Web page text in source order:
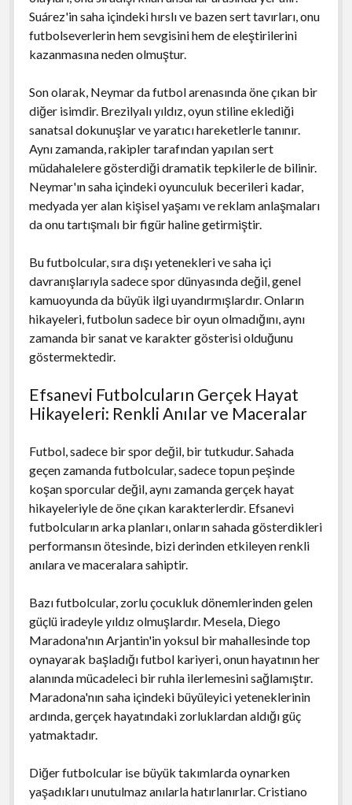
Suárez'in saha içindeki hırslı ve bazen sert tavırları, onu
futbolseverlerin hem sevgisini hem de eleştirilerini
kazanmasına neden olmuştur.
Son olarak, Neymar da futbol arenasında öne çıkan bir
diğer isimdir. Brezilyalı yıldız, oyun stiline eklediği
sanatsal dokunuşlar ve yaratıcı hareketlerle tanınır.
Aynı zamanda, rakipler tarafından yapılan sert
müdahalelere gösterdiği dramatik tepkilerle de bilinir.
Neymar'ın saha içindeki oyunculuk becerileri kadar,
medyada yer alan kişisel yaşamı ve reklam anlaşmaları
da onu tartışmalı bir figür haline getirmiştir.
Bu futbolcular, sıra dışı yetenekleri ve saha içi
davranışlarıyla sadece spor dünyasında değil, genel
kamuoyunda da büyük ilgi uyandırmışlardır. Onların
hikayeleri, futbolun sadece bir oyun olmadığını, aynı
zamanda bir sanat ve karakter gösterisi olduğunu
göstermektedir.
Efsanevi Futbolcuların Gerçek Hayat
Hikayeleri: Renkli Anılar ve Maceralar
Futbol, sadece bir spor değil, bir tutkudur. Sahada
geçen zamanda futbolcular, sadece topun peşinde
koşan sporcular değil, aynı zamanda gerçek hayat
hikayeleriyle de öne çıkan karakterlerdir. Efsanevi
futbolcuların arka planları, onların sahada gösterdikleri
performansın ötesinde, bizi derinden etkileyen renkli
anılara ve maceralara sahiptir.
Bazı futbolcular, zorlu çocukluk dönemlerinden gelen
güçlü iradeyle yıldız olmuşlardır. Mesela, Diego
Maradona'nın Arjantin'in yoksul bir mahallesinde top
oynayarak başladığı futbol kariyeri, onun hayatının her
alanında mücadeleci bir ruhla ilerlemesini sağlamıştır.
Maradona'nın saha içindeki büyüleyici yeteneklerinin
ardında, gerçek hayatındaki zorluklardan aldığı güç
yatmaktadır.
Diğer futbolcular ise büyük takımlarda oynarken
yaşadıkları unutulmaz anılarla hatırlanırlar. Cristiano